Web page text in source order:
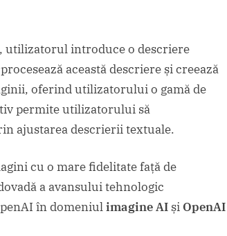
utilizatorul introduce o descriere
procesează această descriere și creează
oferind utilizatorului o gamă de
permite utilizatorului să
ajustarea descrierii textuale.
cu o mare fidelitate față de
a avansului tehnologic
în domeniulimagine AI și OpenAI